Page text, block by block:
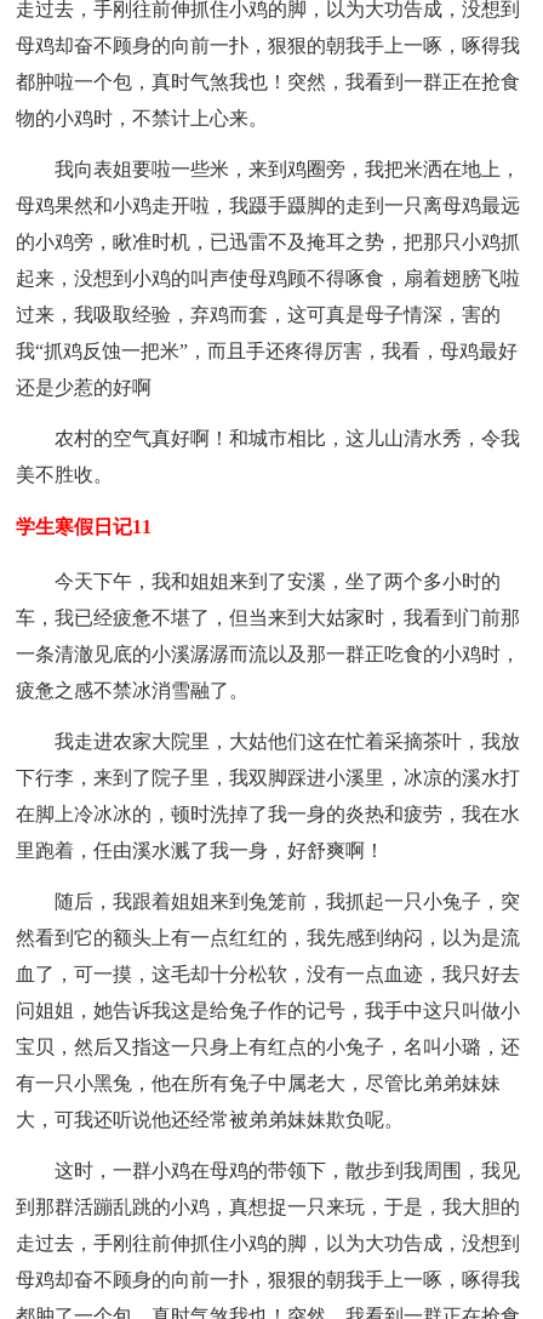
走过去，手刚往前伸抓住小鸡的脚，以为大功告成，没想到
母鸡却奋不顾身的向前一扑，狠狠的朝我手上一啄，啄得我
都肿啦一个包，真时气煞我也！突然，我看到一群正在抢食
物的小鸡时，不禁计上心来。
我向表姐要啦一些米，来到鸡圈旁，我把米洒在地上，
母鸡果然和小鸡走开啦，我蹑手蹑脚的走到一只离母鸡最远
的小鸡旁，瞅准时机，已迅雷不及掩耳之势，把那只小鸡抓
起来，没想到小鸡的叫声使母鸡顾不得啄食，扇着翅膀飞啦
过来，我吸取经验，弃鸡而套，这可真是母子情深，害的
我“抓鸡反蚀一把米”，而且手还疼得厉害，我看，母鸡最好
还是少惹的好啊
农村的空气真好啊！和城市相比，这儿山清水秀，令我
美不胜收。
学生寒假日记11
今天下午，我和姐姐来到了安溪，坐了两个多小时的
车，我已经疲惫不堪了，但当来到大姑家时，我看到门前那
一条清澈见底的小溪潺潺而流以及那一群正吃食的小鸡时，
疲惫之感不禁冰消雪融了。
我走进农家大院里，大姑他们这在忙着采摘茶叶，我放
下行李，来到了院子里，我双脚踩进小溪里，冰凉的溪水打
在脚上冷冰冰的，顿时洗掉了我一身的炎热和疲劳，我在水
里跑着，任由溪水溅了我一身，好舒爽啊！
随后，我跟着姐姐来到兔笼前，我抓起一只小兔子，突
然看到它的额头上有一点红红的，我先感到纳闷，以为是流
血了，可一摸，这毛却十分松软，没有一点血迹，我只好去
问姐姐，她告诉我这是给兔子作的记号，我手中这只叫做小
宝贝，然后又指这一只身上有红点的小兔子，名叫小璐，还
有一只小黑兔，他在所有兔子中属老大，尽管比弟弟妹妹
大，可我还听说他还经常被弟弟妹妹欺负呢。
这时，一群小鸡在母鸡的带领下，散步到我周围，我见
到那群活蹦乱跳的小鸡，真想捉一只来玩，于是，我大胆的
走过去，手刚往前伸抓住小鸡的脚，以为大功告成，没想到
母鸡却奋不顾身的向前一扑，狠狠的朝我手上一啄，啄得我